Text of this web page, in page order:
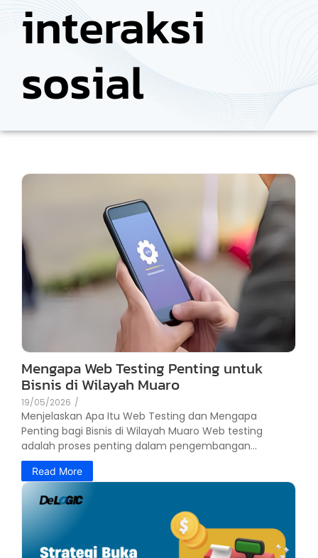
interaksi
sosial
Mengapa Web Testing Penting untuk
Bisnis di Wilayah Muaro
19/05/2026 /
Menjelaskan Apa Itu Web Testing dan Mengapa
Penting bagi Bisnis di Wilayah Muaro Web testing
adalah proses penting dalam pengembangan...
Read More